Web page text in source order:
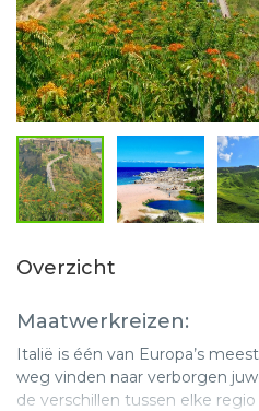
Overzicht
Maatwerkreizen:
Italië is één van Europa’s
weg vinden naar verborgen
de verschillen tussen elke